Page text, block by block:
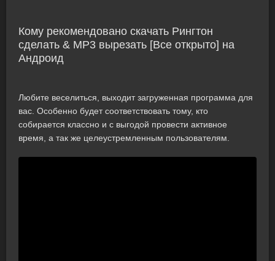
Кому рекомендовано скачать Рингтон
сделать & MP3 вырезать [Все открыто] на
Андроид
Любите веселиться, выходит загруженная программа для
вас. Особенно будет соответствовать тому, кто
собирается классно и с выгодой провести активное
время, а так же целеустремленным пользователям.